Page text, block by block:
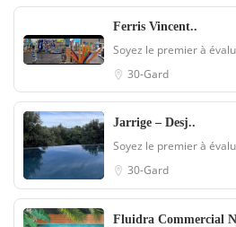
Ferris Vincent..
Soyez le premier à
30-Gard
Jarrige – Desj..
Soyez le premier à
30-Gard
Fluidra Commercial